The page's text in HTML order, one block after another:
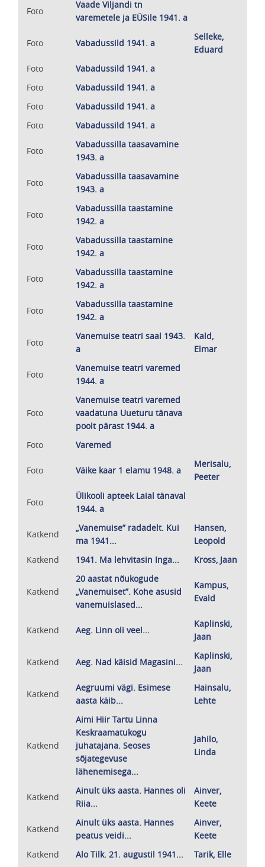
Foto
Vaade Viljandi tn
varemetele ja EÜSile 1941. a
Foto Vabadussild 1941. a
Selleke,
Eduard
Foto
Vabadussild 1941. a
Foto
Vabadussild 1941. a
Foto
Vabadussild 1941. a
Foto
Vabadussild 1941. a
Foto
Vabadussilla taasavamine
1943. a
Foto
Vabadussilla taasavamine
1943. a
Foto
Vabadussilla taastamine
1942. a
Foto
Vabadussilla taastamine
1942. a
Foto
Vabadussilla taastamine
1942. a
Foto
Vabadussilla taastamine
1942. a
Foto
Vanemuise teatri saal 1943.
a
Kald,
Elmar
Foto
Vanemuise teatri varemed
1944. a
Foto
Vanemuise teatri varemed
vaadatuna Uueturu tänava
poolt pärast 1944. a
Foto
Varemed
Foto Väike kaar 1 elamu 1948. a
Merisalu,
Peeter
Foto
Ülikooli apteek Laial tänaval
1944. a
Katkend
„Vanemuise” radadelt. Kui
ma 1941...
Hansen,
Leopold
Katkend
1941. Ma lehvitasin Inga... Kross, Jaan
Katkend
20 aastat nõukogude
„Vanemuiset”. Kohe asusid
vanemuislased...
Kampus,
Evald
Katkend Aeg. Linn oli veel...
Kaplinski,
Jaan
Katkend Aeg. Nad käisid Magasini...
Kaplinski,
Jaan
Katkend
Aegruumi vägi. Esimese
aasta käib...
Hainsalu,
Lehte
Katkend
Aimi Hiir Tartu Linna
Keskraamatukogu
juhatajana. Seoses
sõjategevuse
lähenemisega...
Jahilo,
Linda
Katkend
Ainult üks aasta. Hannes oli
Riia...
Ainver,
Keete
Katkend
Ainult üks aasta. Hannes
peatus veidi...
Ainver,
Keete
Katkend
Alo Tilk. 21. augustil 1941... Tarik, Elle